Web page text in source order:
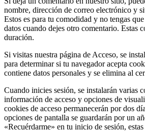
nombre, dirección de correo electrónico y
Estos es para tu comodidad y no tengas
datos cuando dejes otro comentario. Estas
duración.
Si visitas nuestra página de Acceso, se
para determinar si tu navegador acepta
contiene datos personales y se elimina al
Cuando inicies sesión, se instalarán varias
información de acceso y opciones de
cookies de acceso permanecerán por dos
opciones de pantalla se guardarán por un
«Recuérdarme» en tu inicio de sesión,